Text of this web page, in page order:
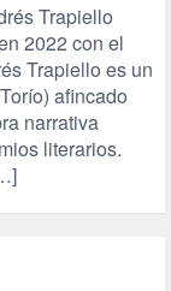
Trapiello
2022 con el
Trapiello es un
afincado
narrativa
literarios.